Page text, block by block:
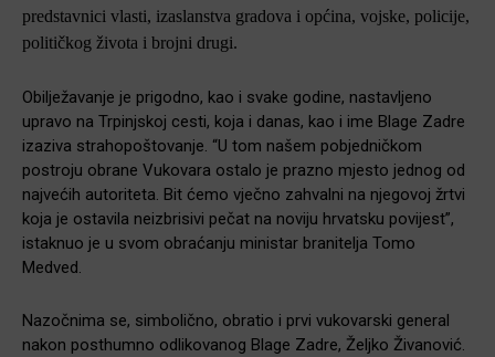
predstavnici vlasti, izaslanstva gradova i općina, vojske, policije,
političkog života i brojni drugi.
Obilježavanje je prigodno, kao i svake godine, nastavljeno
upravo na Trpinjskoj cesti, koja i danas, kao i ime Blage Zadre
izaziva strahopoštovanje. “U tom našem pobjedničkom
postroju obrane Vukovara ostalo je prazno mjesto jednog od
najvećih autoriteta. Bit ćemo vječno zahvalni na njegovoj žrtvi
koja je ostavila neizbrisivi pečat na noviju hrvatsku povijest”,
istaknuo je u svom obraćanju ministar branitelja Tomo
Medved.
Nazočnima se, simbolično, obratio i prvi vukovarski general
nakon posthumno odlikovanog Blage Zadre, Željko Živanović.